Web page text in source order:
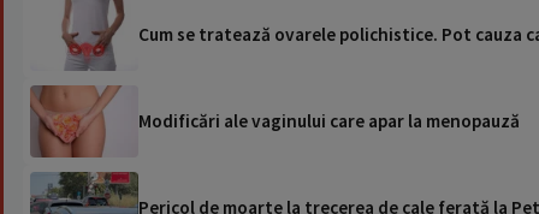
Cum se tratează ovarele polichistice. Pot cauza
Modificări ale vaginului care apar la menopauză
Pericol de moarte la trecerea de cale ferată la